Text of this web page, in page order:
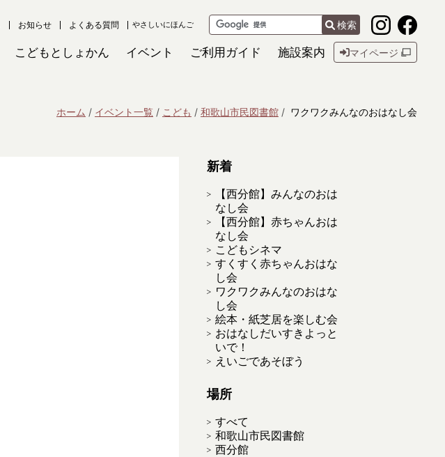
お知らせ よくある質問 やさしいにほんご 検索
こどもとしょかん イベント ご利用ガイド 施設案内 マイページ
ホーム イベント一覧 こども 和歌山市民図書館 ワクワクみんなのおはなし会
新着
【西分館】みんなのおは
なし会
【西分館】赤ちゃんおは
なし会
こどもシネマ
すくすく赤ちゃんおはな
し会
ワクワクみんなのおはな
し会
絵本・紙芝居を楽しむ会
おはなしだいすきよっと
いで！
えいごであそぼう
場所
すべて
和歌山市民図書館
西分館